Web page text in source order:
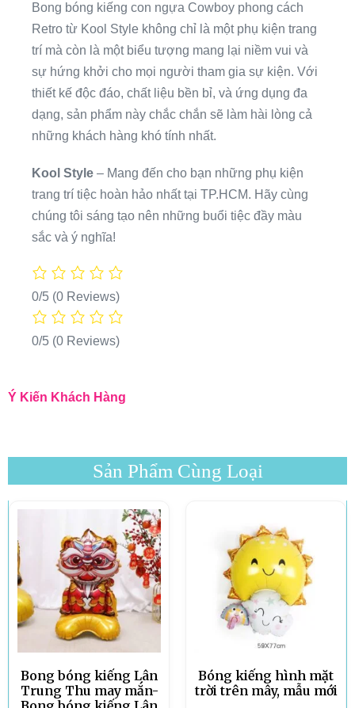
Bong bóng kiếng con ngựa Cowboy phong cách
Retro từ Kool Style không chỉ là một phụ kiện trang
trí mà còn là một biểu tượng mang lại niềm vui và
sự hứng khởi cho mọi người tham gia sự kiện. Với
thiết kế độc đáo, chất liệu bền bỉ, và ứng dụng đa
dạng, sản phẩm này chắc chắn sẽ làm hài lòng cả
những khách hàng khó tính nhất.
Kool Style – Mang đến cho bạn những phụ kiện
trang trí tiệc hoàn hảo nhất tại TP.HCM. Hãy cùng
chúng tôi sáng tạo nên những buổi tiệc đầy màu
sắc và ý nghĩa!
0/5 (0 Reviews)
0/5 (0 Reviews)
Ý Kiến Khách Hàng
Sản Phẩm Cùng Loại
Bong bóng kiếng Lân
Trung Thu may mắn-
Bóng kiếng hình mặt
trời trên mây, mẫu mới